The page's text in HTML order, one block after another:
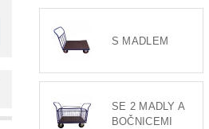
S MADLEM
SE 2 MADLY A
BOČNICEMI